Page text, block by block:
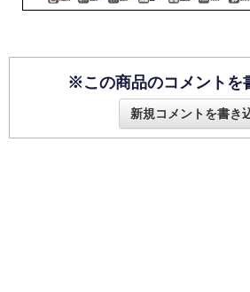
※この商品のコメントを
新規コメントを書き